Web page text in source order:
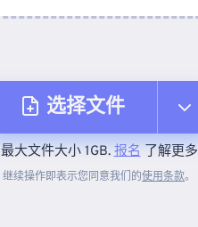
选择文件
从设备
最大文件大小 1GB.报名了解更多
继续操作即表示您同意我们的使用条款。